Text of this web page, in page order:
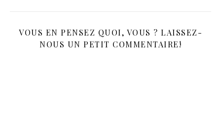
VOUS EN PENSEZ QUOI, VOUS ? LAISSEZ-
NOUS UN PETIT COMMENTAIRE!